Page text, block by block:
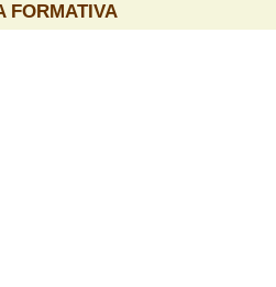
FORMATIVA